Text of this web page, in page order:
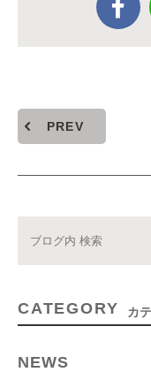
PREV
CATEGORY カ
NEWS